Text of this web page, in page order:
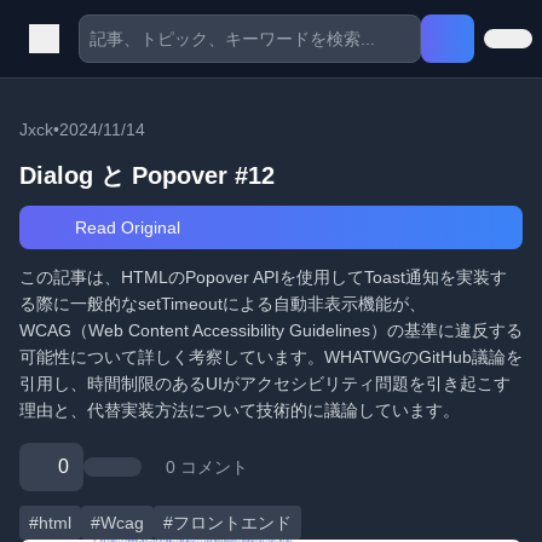
Jxck•2024/11/14
Dialog と Popover #12
Read Original
この記事は、HTMLのPopover APIを使用してToast通知を実装す
る際に一般的なsetTimeoutによる自動非表示機能が、
WCAG（Web Content Accessibility Guidelines）の基準に違反する
可能性について詳しく考察しています。WHATWGのGitHub議論を
引用し、時間制限のあるUIがアクセシビリティ問題を引き起こす
理由と、代替実装方法について技術的に議論しています。
0 0 コメント
#html #Wcag #フロントエンド